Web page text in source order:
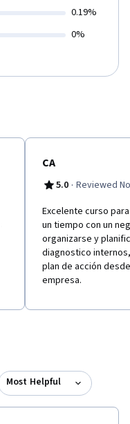
0.19%
0%
CA
5.0 · Reviewed
Excelente curso
un tiempo con un
organizarse y
diagnostico
plan de acción
empresa.
Most Helpful